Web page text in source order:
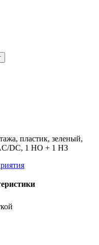
пластик, зеленый,
DC, 1 НО + 1 НЗ